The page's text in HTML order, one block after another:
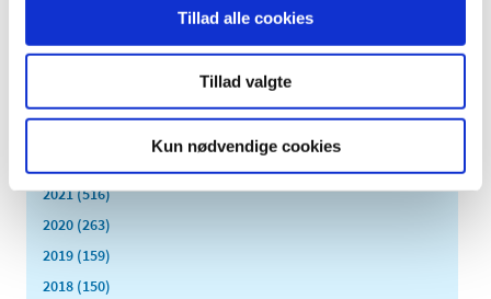
Tillad alle cookies
Tillad valgte
Kun nødvendige cookies
2026 (84)
2024 (224)
2021 (516)
2020 (263)
2019 (159)
2018 (150)